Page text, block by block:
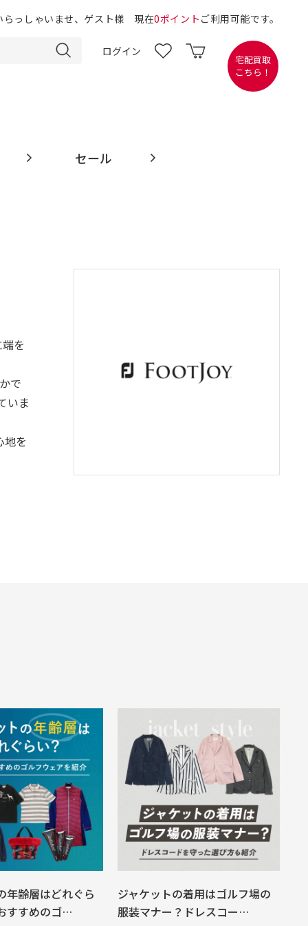
らっしゃいませ、ゲスト様 現在0ポイント ご利用可能です。
ログイン
宅配買取
こちら！
セール
を
で
いま
地を
年齢層はどれぐら
すすめのゴ…
ジャケットの着用はゴルフ場の
服装マナー？ドレスコー…